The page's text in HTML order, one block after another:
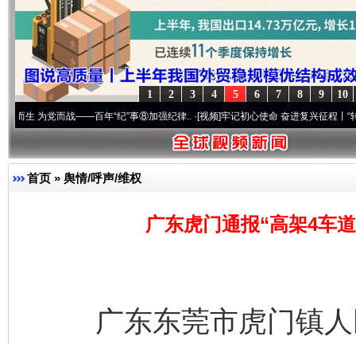
10
9
8
7
6
5
4
3
2
1
而战——百年“纪”事⑧加强纪律..·[视频]牢记初心使命 奋进复兴征程丨“转折之城”激
首页 » 舆情/呼声/维权
广东虎门通报“高架4车
广东东莞市虎门镇人